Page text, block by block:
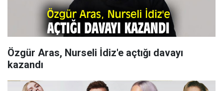
Özgür Aras, Nurseli İdiz'e açtığı davayı
kazandı